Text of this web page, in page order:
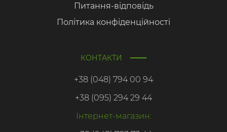
Питання-відповідь
Політика конфіденційності
КОНТАКТИ
+38 (048) 794 00 94
+38 (095) 294 29 44
Інтернет-магазин: